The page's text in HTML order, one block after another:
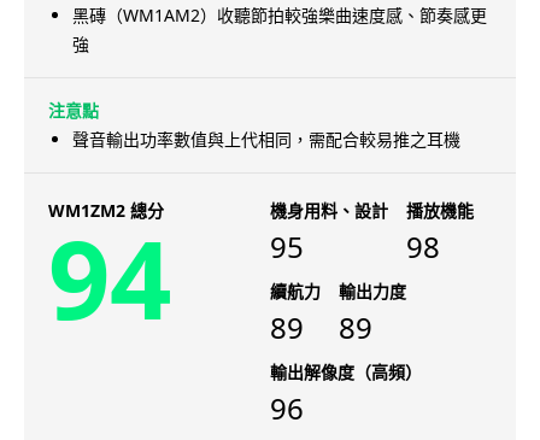
黑磚（WM1AM2）收聽節拍較強樂曲速度感、節奏感更
強
注意點
聲音輸出功率數值與上代相同，需配合較易推之耳機
WM1ZM2 總分
94 機身用料、設計
95
播放機能
98
續航力
89
輸出力度
89
輸出解像度（高頻）
96